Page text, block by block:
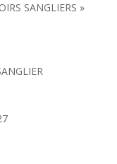
SANGLIERS »